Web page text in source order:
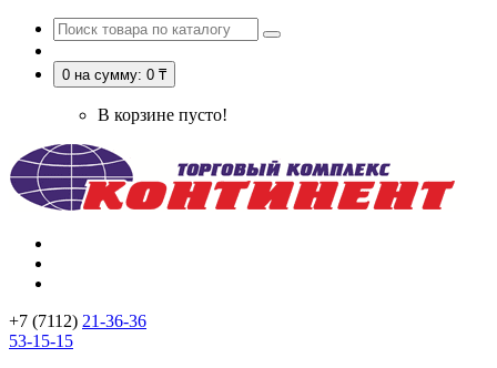
0 на сумму: 0 ₸
В корзине пусто!
+7 (7112) 21-36-36
53-15-15